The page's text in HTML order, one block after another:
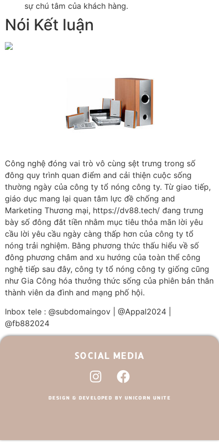
sự chú tâm của khách hàng.
Nói Kết luận
Công nghệ đóng vai trò vô cùng sệt trưng trong số
đông quy trình quan điểm and cải thiện cuộc sống
thường ngày của công ty tổ nóng công ty. Từ giao tiếp,
giáo dục mang lại quan tâm lực đề chống and
Marketing Thương mại, https://dv88.tech/ đang trưng
bày số đông đắt tiền nhằm mục tiêu thỏa mãn lời yêu
cầu lời yêu cầu ngày càng thấp hơn của công ty tổ
nóng trải nghiệm. Bằng phương thức thấu hiểu về số
đông phương châm and xu hướng của toàn thể công
nghệ tiếp sau đây, công ty tổ nóng công ty giống cũng
như Gia Công hóa thưởng thức sống của phiên bản thân
thành viên da đình and mạng phố hội.
Inbox tele : @subdomaingov | @Appal2024 |
@fb882024
SOCIAL MEDIA
DESIGN & DEVELOPED BY UNICORN UNITE